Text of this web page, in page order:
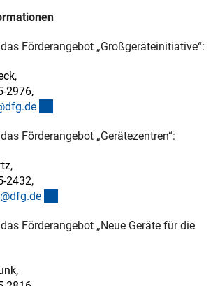
Förderangebot „Großgeräteinitiative“:
2976,
e
Förderangebot „Gerätezentren“:
2432,
e
Förderangebot „Neue Geräte für die